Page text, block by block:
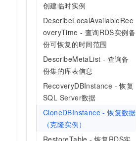
创建临时实例
DescribeLocalAvailableRec
overyTime - 查询RDS实例备
份可恢复的时间范围
DescribeMetaList - 查询备
份集的库表信息
RecoveryDBInstance - 恢复
SQL Server数据
CloneDBInstance - 恢复数据
（克隆实例）
RestoreTable - 恢复RDS实